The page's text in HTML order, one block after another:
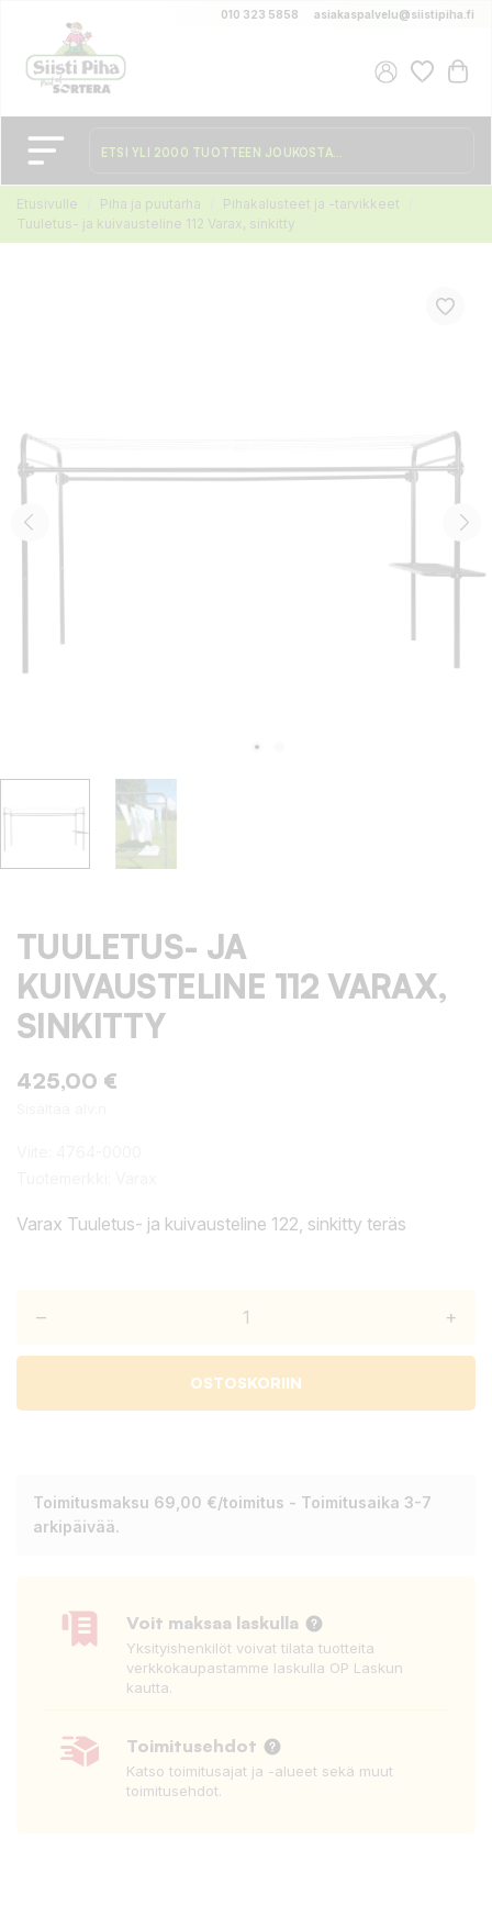
010 323 5858 asiakaspalvelu@siistipiha.fi
Etusivulle Piha ja puutarha
Pihakalusteet ja -tarvikkeet
Tuuletus- ja kuivausteline 112 Varax, sinkitty
TUULETUS- JA
KUIVAUSTELINE 112 VARAX,
SINKITTY
425,00 €
Varax Tuuletus- ja kuivausteline 122, sinkitty teräs
– +
OSTOSKORIIN
Toimitusmaksu 69,00 €/toimitus - Toimitusaika 3-7
arkipäivää.
Voit maksaa laskulla
Yksityishenkilöt voivat tilata tuotteita
verkkokaupastamme laskulla OP Laskun
kautta.
Toimitusehdot
Katso toimitusajat ja -alueet sekä muut
toimitusehdot.